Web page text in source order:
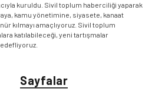
kuruldu. Sivil toplum haberciliği yaparak
kamu yönetimine, siyasete, kanaat
kılmayı amaçlıyoruz. Sivil toplum
katılabileceği, yeni tartışmalar
Sayfalar